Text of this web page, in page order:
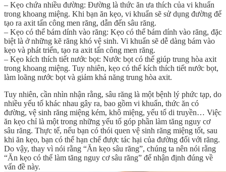
– Kẹo chứa nhiều đường: Đường là thức ăn ưa thích của vi khuẩn
trong khoang miệng. Khi bạn ăn kẹo, vi khuẩn sẽ sử dụng đường để
tạo ra axit tấn công men răng, dẫn đến sâu răng.
– Kẹo có thể bám dính vào răng: Kẹo có thể bám dính vào răng, đặc
biệt là ở những kẽ răng khó vệ sinh. Vi khuẩn sẽ dễ dàng bám vào
kẹo và phát triển, tạo ra axit tấn công men răng.
– Kẹo kích thích tiết nước bọt: Nước bọt có thể giúp trung hòa axit
trong khoang miệng. Tuy nhiên, kẹo có thể kích thích tiết nước bọt,
làm loãng nước bọt và giảm khả năng trung hòa axit.
Tuy nhiên, cần nhìn nhận rằng, sâu răng là một bệnh lý phức tạp, do
nhiều yếu tố khác nhau gây ra, bao gồm vi khuẩn, thức ăn có
đường, vệ sinh răng miệng kém, khô miệng, yếu tố di truyền… Việc
ăn kẹo chỉ là một trong những yếu tố góp phần làm tăng nguy cơ
sâu răng. Thực tế, nếu bạn có thói quen vệ sinh răng miệng tốt, sau
khi ăn kẹo, bạn có thể hạn chế được tác hại của đường đối với răng.
Do vậy, thay vì nói rằng “Ăn kẹo sâu răng”, chúng ta nên nói rằng
“Ăn kẹo có thể làm tăng nguy cơ sâu răng” để nhận định đúng về
vấn đề này.